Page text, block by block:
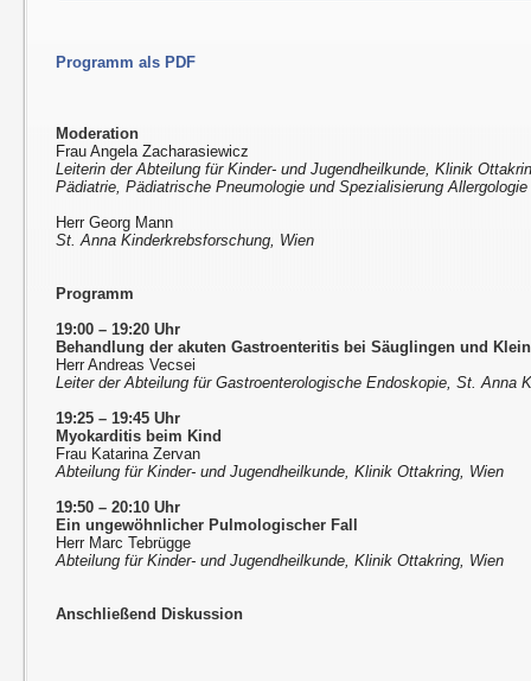
Programm als PDF
Moderation
Frau Angela Zacharasiewicz
Leiterin der Abteilung für Kinder- und Jugendheilkunde, Klinik
Pädiatrie, Pädiatrische Pneumologie und Spezialisierung Allergologie
Herr Georg Mann
St. Anna Kinderkrebsforschung, Wien
Programm
19:00 – 19:20 Uhr
Behandlung der akuten Gastroenteritis bei Säuglingen und
Herr Andreas Vecsei
Leiter der Abteilung für Gastroenterologische Endoskopie, St. Anna
19:25 – 19:45 Uhr
Myokarditis beim Kind
Frau Katarina Zervan
Abteilung für Kinder- und Jugendheilkunde, Klinik Ottakring, Wien
19:50 – 20:10 Uhr
Ein ungewöhnlicher Pulmologischer Fall
Herr Marc Tebrügge
Abteilung für Kinder- und Jugendheilkunde, Klinik Ottakring, Wien
Anschließend Diskussion